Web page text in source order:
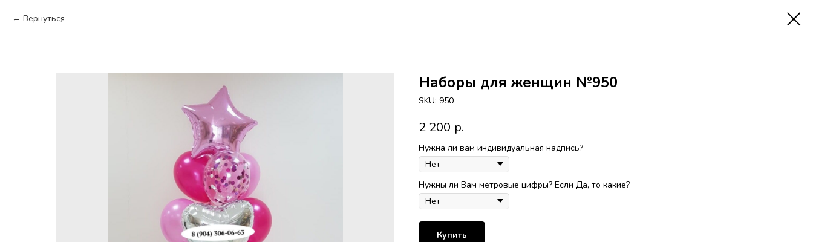
Вернуться
Наборы для женщин №950
SKU: 950
2 200 р.
Нужна ли вам индивидуальная надпись?
Нужны ли Вам метровые цифры? Если Да, то какие?
Купить